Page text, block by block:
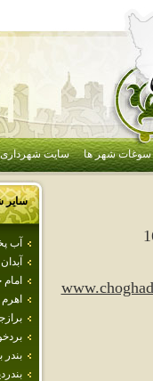
سوغات شهر ها سایت شهرداری
سایر
آب
آبدان
اهرم
بندر